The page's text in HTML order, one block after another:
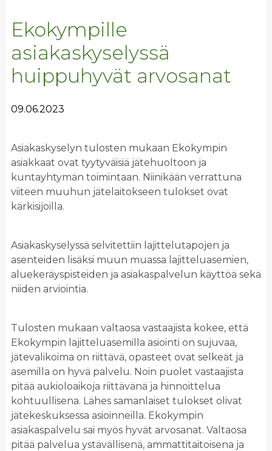
Ekokympille
asiakaskyselyssä
huippuhyvät arvosanat
09.06.2023
Asiakaskyselyn tulosten mukaan Ekokympin
asiakkaat ovat tyytyväisiä jätehuoltoon ja
kuntayhtymän toimintaan. Niinikään verrattuna
viiteen muuhun jätelaitokseen tulokset ovat
kärkisijoilla.
Asiakaskyselyssä selvitettiin lajittelutapojen ja
asenteiden lisäksi muun muassa lajitteluasemien,
aluekeräyspisteiden ja asiakaspalvelun käyttöä sekä
niiden arviointia.
Tulosten mukaan valtaosa vastaajista kokee, että
Ekokympin lajitteluasemilla asiointi on sujuvaa,
jätevalikoima on riittävä, opasteet ovat selkeät ja
asemilla on hyvä palvelu. Noin puolet vastaajista
pitää aukioloaikoja riittävänä ja hinnoittelua
kohtuullisena. Lähes samanlaiset tulokset olivat
jätekeskuksessa asioinneilla. Ekokympin
asiakaspalvelu sai myös hyvät arvosanat. Valtaosa
pitää palvelua ystävällisenä, ammattitaitoisena ja